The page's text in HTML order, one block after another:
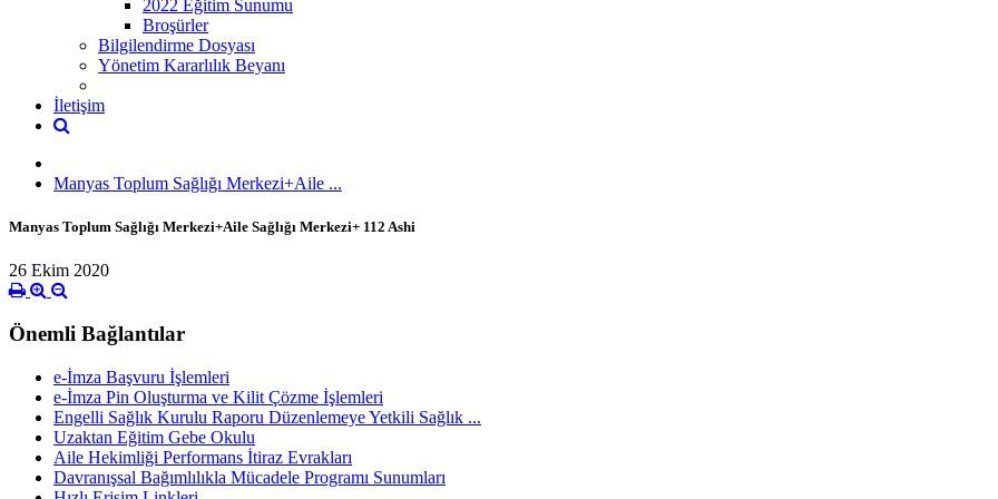
2022 Eğitim Sunumu
Broşürler
Bilgilendirme Dosyası
Yönetim Kararlılık Beyanı
İletişim
Manyas Toplum Sağlığı Merkezi+Aile ...
Manyas Toplum Sağlığı Merkezi+Aile Sağlığı Merkezi+ 112 Ashi
26 Ekim 2020
Önemli Bağlantılar
e-İmza Başvuru İşlemleri
e-İmza Pin Oluşturma ve Kilit Çözme İşlemleri
Engelli Sağlık Kurulu Raporu Düzenlemeye Yetkili Sağlık ...
Uzaktan Eğitim Gebe Okulu
Aile Hekimliği Performans İtiraz Evrakları
Davranışsal Bağımlılıkla Mücadele Programı Sunumları